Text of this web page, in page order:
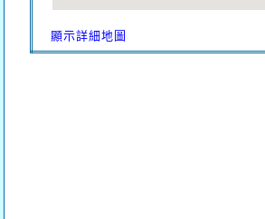
顯示詳細地圖